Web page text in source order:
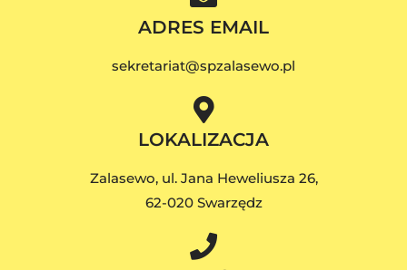
ADRES EMAIL
sekretariat@spzalasewo.pl
LOKALIZACJA
Zalasewo, ul. Jana Heweliusza 26,
62-020 Swarzędz